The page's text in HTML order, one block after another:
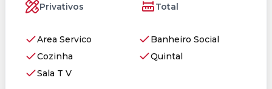
Privativos Total
Area Servico
Banheiro Social
Cozinha
Quintal
Sala T V